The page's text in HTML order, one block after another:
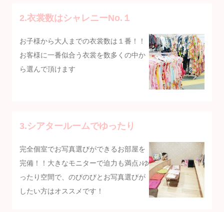
2.衣裳数はシャレニーNo.１
お子様から大人までの衣裳数は１番！！
お客様に一番似合う衣裳を数多くの中か
ら選んで頂けます
3.シアタールームでゆったり
完全個室でお写真選びができるお部屋を
完備！！大きなモニターで迫力も満点♪ゆ
ったり空間で、のびのびとお写真選びが
したい方はオススメです！